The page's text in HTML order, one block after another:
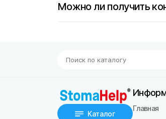
Можно ли получить
Каталог
Главная